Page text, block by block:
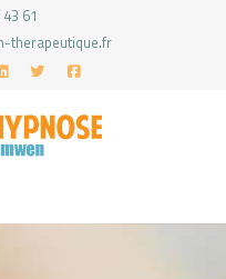
61
therapeutique.fr